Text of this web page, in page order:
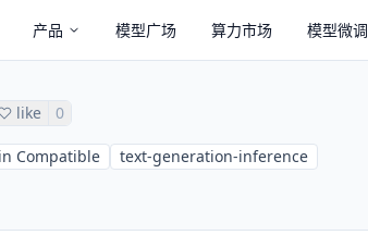
产品 模型广场 算力市场 模型微调
like 0
Compatible text-generation-inference